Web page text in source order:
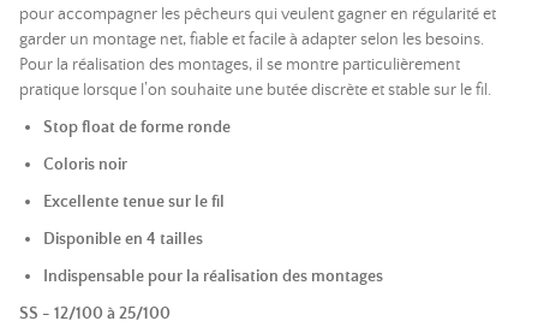
pour accompagner les pêcheurs qui veulent gagner en régularité et
garder un montage net, fiable et facile à adapter selon les besoins.
Pour la réalisation des montages, il se montre particulièrement
pratique lorsque l’on souhaite une butée discrète et stable sur le fil.
Stop float de forme ronde
Coloris noir
Excellente tenue sur le fil
Disponible en 4 tailles
Indispensable pour la réalisation des montages
SS - 12/100 à 25/100